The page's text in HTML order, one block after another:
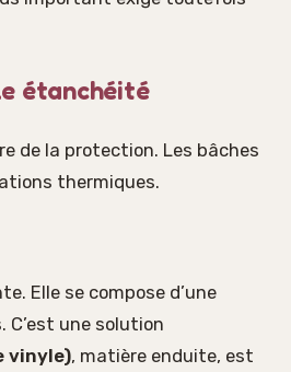
étanchéité
de la protection. Les bâches
thermiques.
Elle se compose d’une
une solution
vinyle), matière enduite, est